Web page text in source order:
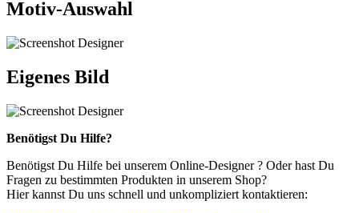
Motiv-Auswahl
Eigenes Bild
Benötigst Du Hilfe?
Benötigst Du Hilfe bei unserem Online-Designer ? Oder hast Du
Fragen zu bestimmten Produkten in unserem Shop?
Hier kannst Du uns schnell und unkompliziert kontaktieren: